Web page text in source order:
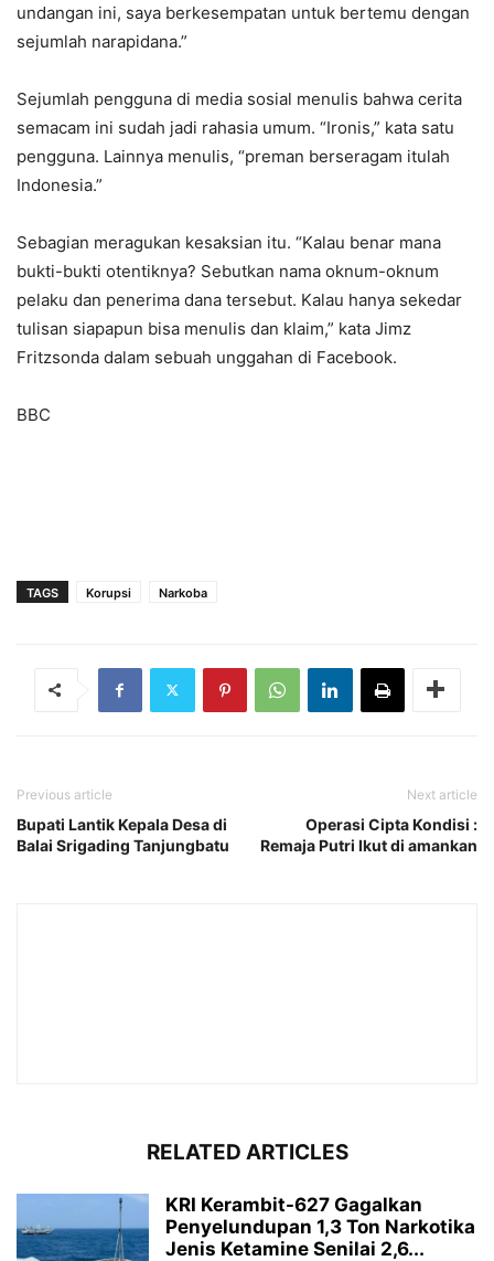
undangan ini, saya berkesempatan untuk bertemu dengan
sejumlah narapidana.”
Sejumlah pengguna di media sosial menulis bahwa cerita
semacam ini sudah jadi rahasia umum. “Ironis,” kata satu
pengguna. Lainnya menulis, “preman berseragam itulah
Indonesia.”
Sebagian meragukan kesaksian itu. “Kalau benar mana
bukti-bukti otentiknya? Sebutkan nama oknum-oknum
pelaku dan penerima dana tersebut. Kalau hanya sekedar
tulisan siapapun bisa menulis dan klaim,” kata Jimz
Fritzsonda dalam sebuah unggahan di Facebook.
BBC
TAGS Korupsi Narkoba
Previous article
Bupati Lantik Kepala Desa di
Balai Srigading Tanjungbatu
Next article
Operasi Cipta Kondisi :
Remaja Putri Ikut di amankan
RELATED ARTICLES
KRI Kerambit-627 Gagalkan
Penyelundupan 1,3 Ton Narkotika
Jenis Ketamine Senilai 2,6...